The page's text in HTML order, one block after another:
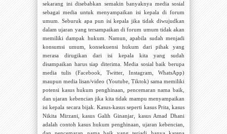
sekarang ini disebabkan semakin banyaknya media sosial
sebagai media untuk menyampaikan isi kepala di forum
umum. Seburuk apa pun isi kepala jika tidak diwujudkan
dalam ujaran yang tersampaikan di forum umum tidak akan
memiliki dampak hukum. Namun, apabila sudah menjadi
konsumsi umum, konsekuensi hukum dari pihak yang
merasa dirugikan dari isi kepala kita yang sudah
disampaikan harus siap diterima. Media sosial baik berupa
media tulis (Facebook, Twitter, Instagram, WhatsApp)
maupun media lisan/video (Youtube, Tiktok) sama memiliki
potensi kasus hukum penghinaan, pencemaran nama baik,
dan ujaran kebencian jika kita tidak mampu menyampaikan
isi kepala secara bijak. Kasus-kasus seperti kasus Prita, kasus
Nikita Mirzani, kasus Galih Ginanjar, kasus Amad Dhani
adalah contoh kasus hukum penghinaan, ujaran kebencian,